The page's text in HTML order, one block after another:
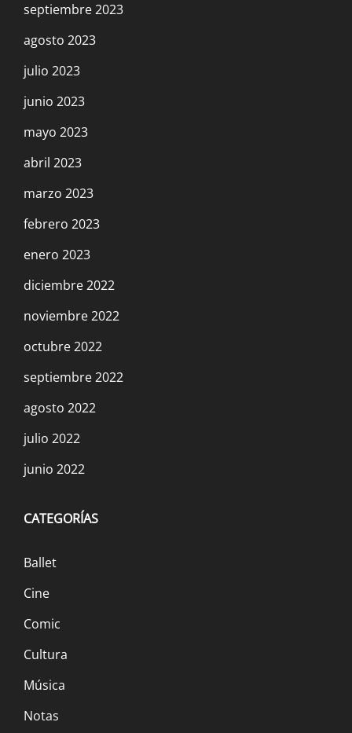
septiembre 2023
agosto 2023
julio 2023
junio 2023
mayo 2023
abril 2023
marzo 2023
febrero 2023
enero 2023
diciembre 2022
noviembre 2022
octubre 2022
septiembre 2022
agosto 2022
julio 2022
junio 2022
CATEGORÍAS
Ballet
Cine
Comic
Cultura
Música
Notas